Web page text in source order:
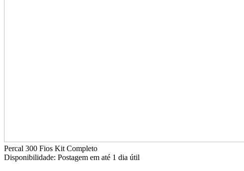
Percal 300 Fios Kit Completo
Disponibilidade: Postagem em até 1 dia útil